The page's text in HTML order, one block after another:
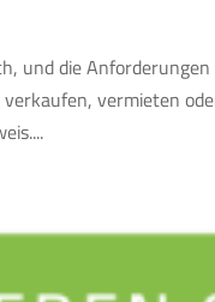
und die
vermieten